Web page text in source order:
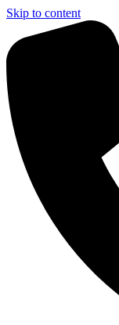
Skip to content